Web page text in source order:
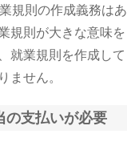
規則の作成義務はあ
規則が大きな意味を
就業規則を作成して
ません。
の支払いが必要